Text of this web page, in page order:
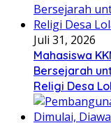
Juli 31, 2026
Mahasiswa
Bersejarah
Religi Desa